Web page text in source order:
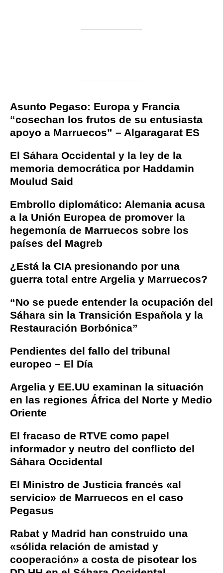
Asunto Pegaso: Europa y Francia
“cosechan los frutos de su entusiasta
apoyo a Marruecos” – Algaragarat ES
El Sáhara Occidental y la ley de la
memoria democrática por Haddamin
Moulud Said
Embrollo diplomático: Alemania acusa
a la Unión Europea de promover la
hegemonía de Marruecos sobre los
países del Magreb
¿Está la CIA presionando por una
guerra total entre Argelia y Marruecos?
“No se puede entender la ocupación del
Sáhara sin la Transición Española y la
Restauración Borbónica”
Pendientes del fallo del tribunal
europeo – El Día
Argelia y EE.UU examinan la situación
en las regiones África del Norte y Medio
Oriente
El fracaso de RTVE como papel
informador y neutro del conflicto del
Sáhara Occidental
El Ministro de Justicia francés «al
servicio» de Marruecos en el caso
Pegasus
Rabat y Madrid han construido una
«sólida relación de amistad y
cooperación» a costa de pisotear los